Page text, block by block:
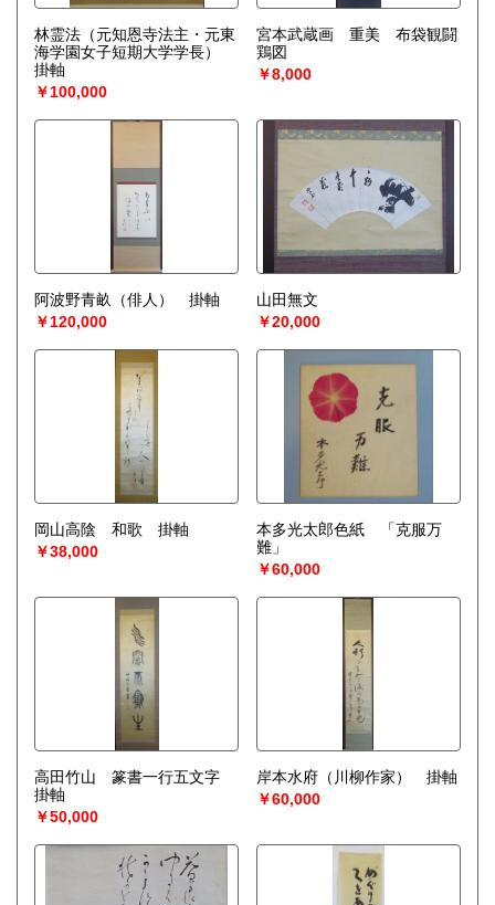
林霊法（元知恩寺法主・元東
海学園女子短期大学学長）
掛軸
￥100,000
宮本武蔵画 重美 布袋観闘
鶏図
￥8,000
阿波野青畝（俳人） 掛軸
￥120,000
山田無文
￥20,000
岡山高陰 和歌 掛軸
￥38,000
本多光太郎色紙 「克服万
難」
￥60,000
高田竹山 篆書一行五文字
掛軸
￥50,000
岸本水府（川柳作家） 掛軸
￥60,000